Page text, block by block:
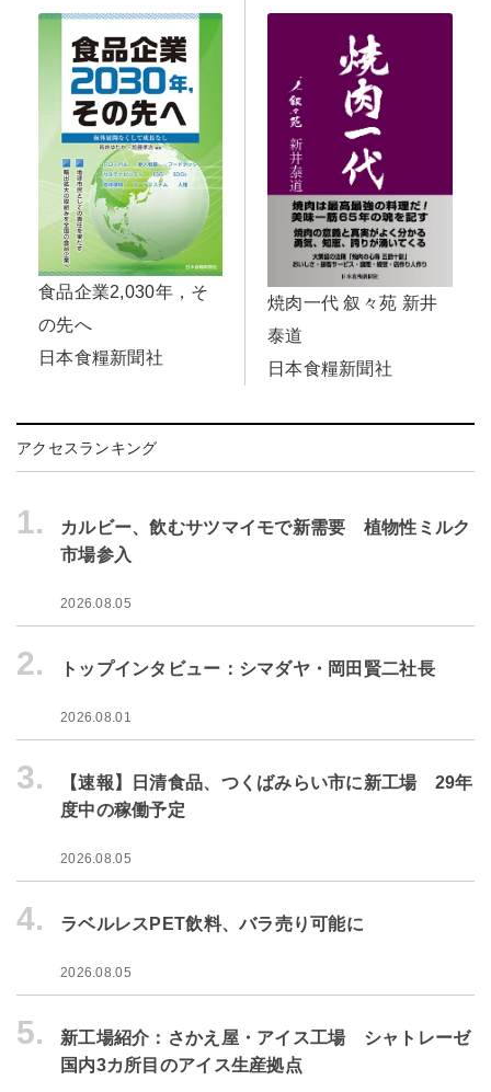
食品企業2,030年，そ
の先へ
日本食糧新聞社
焼肉一代 叙々苑 新井
泰道
日本食糧新聞社
アクセスランキング
1.
カルビー、飲むサツマイモで新需要 植物性ミルク
市場参入
2026.08.05
2. トップインタビュー：シマダヤ・岡田賢二社長
2026.08.01
3.
【速報】日清食品、つくばみらい市に新工場 29年
度中の稼働予定
2026.08.05
4. ラベルレスPET飲料、バラ売り可能に
2026.08.05
5.
新工場紹介：さかえ屋・アイス工場 シャトレーゼ
国内3カ所目のアイス生産拠点